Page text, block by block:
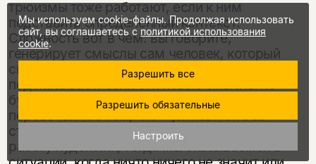
трюизмы тоже работают, если к ним
подставить определенный контекст.
Сложность вот в чем: вы говорите,
генерирует смыслы сам человек, который
смотрит, читает… Однако здравый смысл
подсказывает: если эти новые смыслы не
будут иметь ровным счетом никакой точки
пересечения с тем, что - уж извините за
старомодную конструкцию - вкладывал в
работу художник, тогда мы оказываемся в
Мы используем cookie-файлы. Продолжая использовать
сайт, вы соглашаетесь с политикой использования
cookie.
Разрешить все
Разрешить обязательные
Настроить